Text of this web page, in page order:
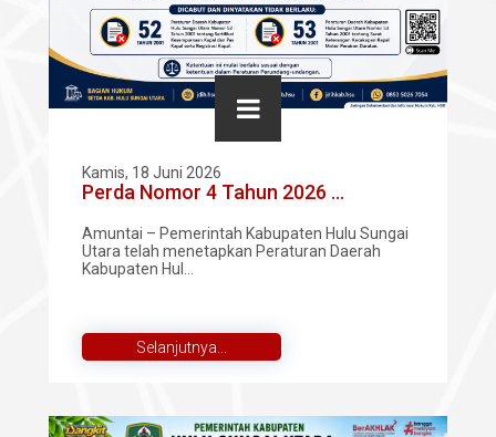
Kamis, 18 Juni 2026
Perda Nomor 4 Tahun 2026 ...
Amuntai – Pemerintah Kabupaten Hulu Sungai
Utara telah menetapkan Peraturan Daerah
Kabupaten Hul...
Selanjutnya...